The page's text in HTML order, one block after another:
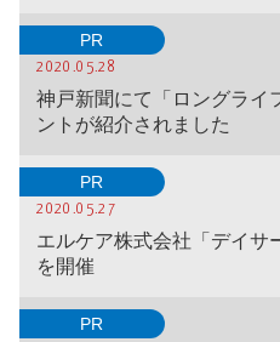
PR
2020.05.28
神戸新聞にて「ロングライ
ントが紹介されました
PR
2020.05.27
エルケア株式会社「デイサ
を開催
PR